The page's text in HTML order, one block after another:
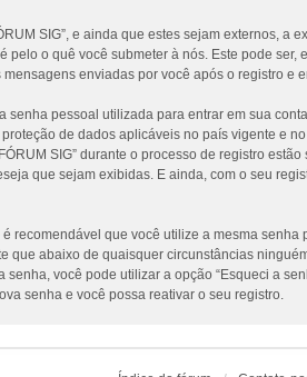
SIG”, e ainda que estes sejam externos, a
o quê você submeter à nós. Este pode ser,
enviadas por você após o registro e
pessoal utilizada para entrar em sua
de dados aplicáveis no país vigente e
SIG” durante o processo de registro
que sejam exibidas. E ainda, com o seu
que você utilize a mesma
que abaixo de quaisquer circunstâncias
você pode utilizar a opção “Esqueci a
senha e você possa reativar o seu registro.